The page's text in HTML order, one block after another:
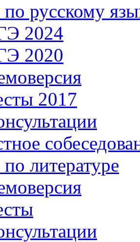
русскому
2024
2020
2017
литературе